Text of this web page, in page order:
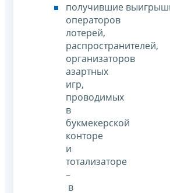
получившие
операторов
лотерей,
распространителей,
организаторов
азартных
игр,
проводимых
в
букмекерской
конторе
и
тотализаторе
–
в